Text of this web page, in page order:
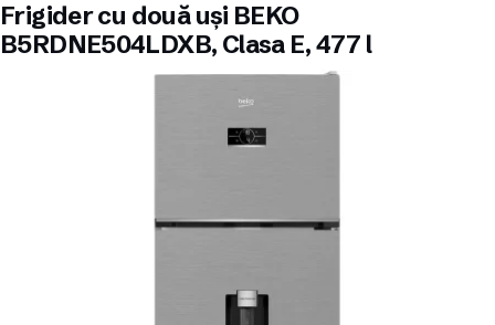
Frigider cu două uși BEKO
B5RDNE504LDXB, Clasa E, 477 l